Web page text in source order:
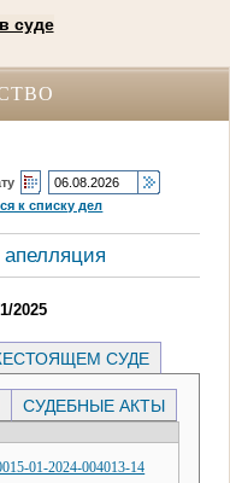
суде
к списку дел
2025
СУДЕ
СУДЕБНЫЕ АКТЫ
01-2024-004013-14